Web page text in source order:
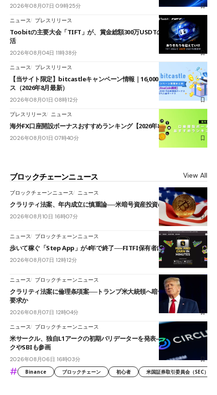
2026年08月07日 09時25分
ニュース プレスリリース
Toobitの主要大会「TIFT」が、賞金総額300万USDTのレースとして復
活
2026年08月04日 11時38分
ニュース プレスリリース
【当サイト限定】bitcastleキャンペーン情報｜16,000円口座開設ボーナ
ス（2026年8月最新）
2026年08月01日 08時12分
プレスリリース ニュース
海外FX口座開設ボーナスおすすめランキング【2026年8月最新】
2026年08月01日 07時40分
ブロックチェーンニュース View All
ブロックチェーンニュース ニュース
クラリティ法案、年内成立に慎重論──米暗号資産投資の海外流出懸念も
2026年08月10日 16時07分
ニュース ブロックチェーンニュース
歩いて稼ぐ「Step App」が4年で終了──FITFI保有者に対応呼びかけ
2026年08月07日 12時12分
ニュース ブロックチェーンニュース
クラリティ法案に倫理条項案──トランプ米大統領へ暗号資産事業の売却
要求か
2026年08月07日 12時04分
ニュース ブロックチェーンニュース
米サークル、独自L1アークの初期バリデーターを発表――ブラックロッ
クやSBIも参画
2026年08月06日 16時03分
# Binance ブロックチェーン 初心者 米国証券取引委員会（SEC）